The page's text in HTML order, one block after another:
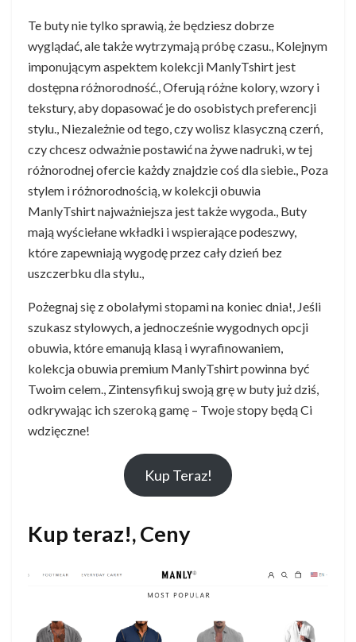
Te buty nie tylko sprawią, że będziesz dobrze
wyglądać, ale także wytrzymają próbę czasu., Kolejnym
imponującym aspektem kolekcji ManlyTshirt jest
dostępna różnorodność., Oferują różne kolory, wzory i
tekstury, aby dopasować je do osobistych preferencji
stylu., Niezależnie od tego, czy wolisz klasyczną czerń,
czy chcesz odważnie postawić na żywe nadruki, w tej
różnorodnej ofercie każdy znajdzie coś dla siebie., Poza
stylem i różnorodnością, w kolekcji obuwia
ManlyTshirt najważniejsza jest także wygoda., Buty
mają wyściełane wkładki i wspierające podeszwy,
które zapewniają wygodę przez cały dzień bez
uszczerbku dla stylu.,
Pożegnaj się z obolałymi stopami na koniec dnia!, Jeśli
szukasz stylowych, a jednocześnie wygodnych opcji
obuwia, które emanują klasą i wyrafinowaniem,
kolekcja obuwia premium ManlyTshirt powinna być
Twoim celem., Zintensyfikuj swoją grę w buty już dziś,
odkrywając ich szeroką gamę – Twoje stopy będą Ci
wdzięczne!
Kup Teraz!
Kup teraz!, Ceny